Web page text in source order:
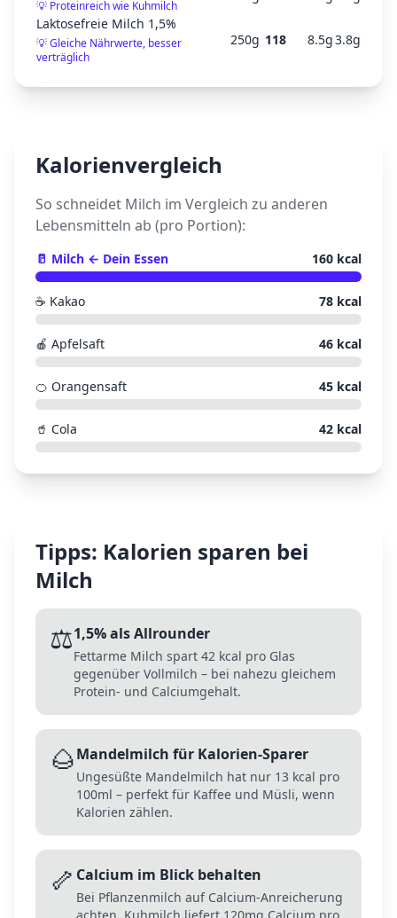
💡 Proteinreich wie Kuhmilch
Laktosefreie Milch 1,5%
💡Gleiche Nährwerte, besser
verträglich
250g 118 8.5g3.8g
Kalorienvergleich
So schneidet Milch im Vergleich zu anderen
Lebensmitteln ab (pro Portion):
🥛 Milch ← Dein Essen 160 kcal
☕ Kakao 78 kcal
🍎 Apfelsaft 46 kcal
🍊 Orangensaft 45 kcal
🥤 Cola 42 kcal
Tipps: Kalorien sparen bei
Milch
⚖️1,5% als Allrounder
Fettarme Milch spart 42 kcal pro Glas
gegenüber Vollmilch – bei nahezu gleichem
Protein- und Calciumgehalt.
🌰Mandelmilch für Kalorien-Sparer
Ungesüßte Mandelmilch hat nur 13 kcal pro
100ml – perfekt für Kaffee und Müsli, wenn
Kalorien zählen.
🦴 Calcium im Blick behalten
Bei Pflanzenmilch auf Calcium-Anreicherung